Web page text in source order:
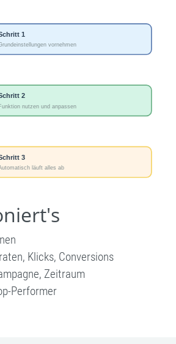
Klicks, Conversions
Zeitraum
Performer